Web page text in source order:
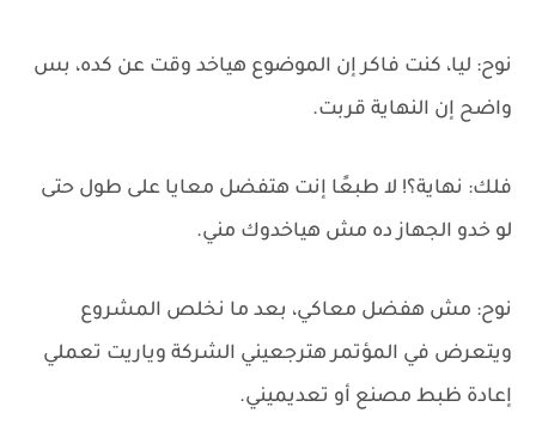
نوح: ليا، كنت فاكر إن الموضوع هياخد وقت عن كده، بس
واضح إن النهاية قربت.
فلك: نهاية؟! لا طبعًا إنت هتفضل معايا على طول حتى
لو خدو الجهاز ده مش هياخدوك مني.
نوح: مش هفضل معاكي، بعد ما نخلص المشروع
ويتعرض في المؤتمر هترجعيني الشركة وياريت تعملي
إعادة ظبط مصنع أو تعديميني.